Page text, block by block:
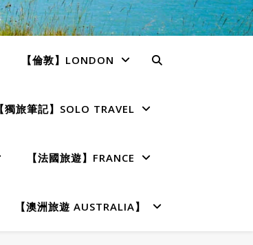
【倫敦】LONDON
【獨旅筆記】SOLO TRAVEL
【法國旅遊】FRANCE
【澳洲旅遊 AUSTRALIA】